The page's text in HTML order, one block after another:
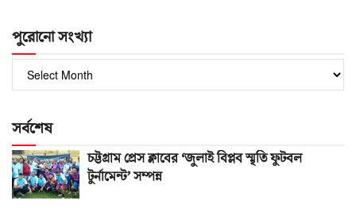
পুরোনো সংখ্যা
পুরোনো
সংখ্যা
সর্বশেষ
চট্টগ্রাম প্রেস ক্লাবের ‘জুলাই বিপ্লব স্মৃতি ফুটবল
টুর্নামেন্ট’ সম্পন্ন